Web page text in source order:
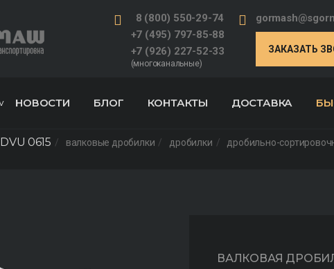
8 (800) 550-29-74
+7 (495) 797-85-88
+7 (926) 227-52-33
(многоканальные)
ЗАКАЗАТЬ
НОВОСТИ БЛОГ КОНТАКТЫ ДОСТАВКА
дробильно-
дробилки
валковые дробилки
DVU 0615
ВАЛКОВАЯ